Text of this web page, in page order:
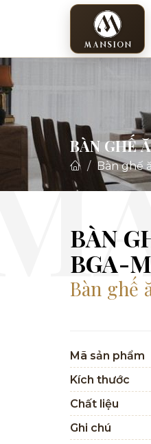
BÀN GHẾ
Bàn ghế
BÀN
BGA-
Bàn ghế
Mã sản phẩm
Kích thước
Chất liệu
Ghi chú